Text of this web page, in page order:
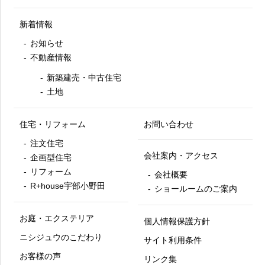
新着情報
お知らせ
不動産情報
新築建売・中古住宅
土地
住宅・リフォーム
注文住宅
企画型住宅
リフォーム
R+house宇部小野田
お庭・エクステリア
ニシジュウのこだわり
お客様の声
お問い合わせ
会社案内・アクセス
会社概要
ショールームのご案内
個人情報保護方針
サイト利用条件
リンク集